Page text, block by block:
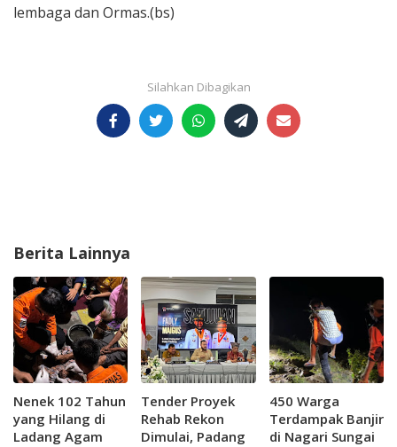
lembaga dan Ormas.(bs)
Berita Lainnya
Nenek 102 Tahun
yang Hilang di
Ladang Agam
Tender Proyek
Rehab Rekon
Dimulai, Padang
450 Warga
Terdampak Banjir
di Nagari Sungai